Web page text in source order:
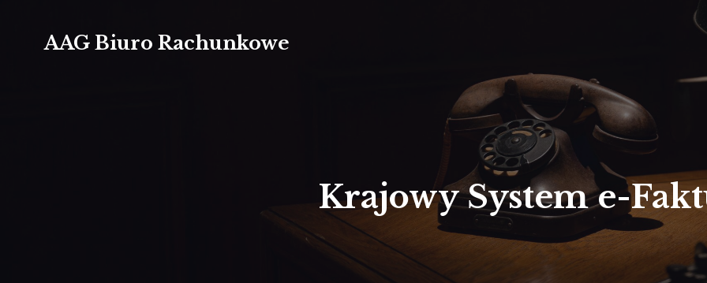
AAG Biuro Rachunkowe
Krajowy System e-